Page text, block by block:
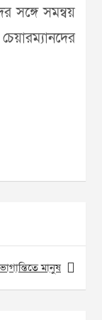
সঙ্গে সমন্বয়
মানুষ